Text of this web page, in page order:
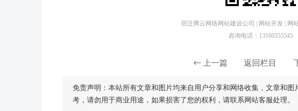
宿迁腾云网络网站建设公司 | 网站开发 | 网
咨询电话：13160355545
上一篇 返回栏目
免责声明：本站所有文章和图片均来自用户分享和网络收集，文章和
考，请勿用于商业用途，如果损害了您的权利，请联系网站客服处理。